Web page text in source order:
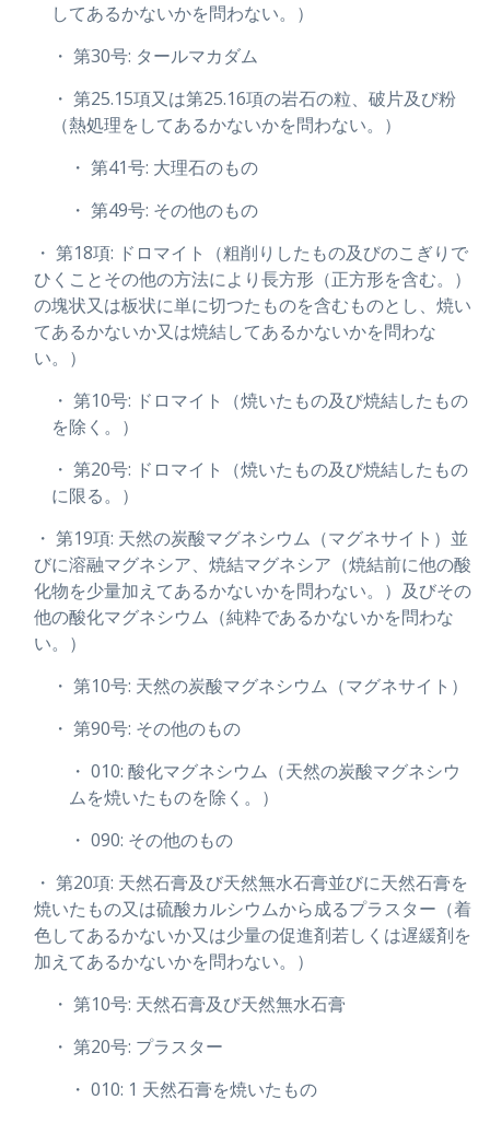
してあるかないかを問わない。）
・ 第30号: タールマカダム
・ 第25.15項又は第25.16項の岩石の粒、破片及び粉
（熱処理をしてあるかないかを問わない。）
・ 第41号: 大理石のもの
・ 第49号: その他のもの
・ 第18項: ドロマイト（粗削りしたもの及びのこぎりで
ひくことその他の方法により長方形（正方形を含む。）
の塊状又は板状に単に切つたものを含むものとし、焼い
てあるかないか又は焼結してあるかないかを問わな
い。）
・ 第10号: ドロマイト（焼いたもの及び焼結したもの
を除く。）
・ 第20号: ドロマイト（焼いたもの及び焼結したもの
に限る。）
・ 第19項: 天然の炭酸マグネシウム（マグネサイト）並
びに溶融マグネシア、焼結マグネシア（焼結前に他の酸
化物を少量加えてあるかないかを問わない。）及びその
他の酸化マグネシウム（純粋であるかないかを問わな
い。）
・ 第10号: 天然の炭酸マグネシウム（マグネサイト）
・ 第90号: その他のもの
・ 010: 酸化マグネシウム（天然の炭酸マグネシウ
ムを焼いたものを除く。）
・ 090: その他のもの
・ 第20項: 天然石膏及び天然無水石膏並びに天然石膏を
焼いたもの又は硫酸カルシウムから成るプラスター（着
色してあるかないか又は少量の促進剤若しくは遅緩剤を
加えてあるかないかを問わない。）
・ 第10号: 天然石膏及び天然無水石膏
・ 第20号: プラスター
・ 010: 1 天然石膏を焼いたもの